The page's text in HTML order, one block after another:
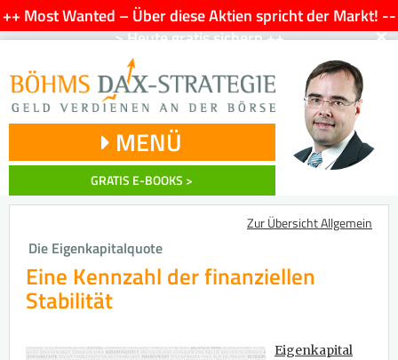
++ Most Wanted – Über diese Aktien spricht der Markt! --
> Heute gratis sichern ++
×
MENÜ
GRATIS E-BOOKS >
Zur Übersicht Allgemein
Die Eigenkapitalquote
Eine Kennzahl der finanziellen
Stabilität
Eigenkapital